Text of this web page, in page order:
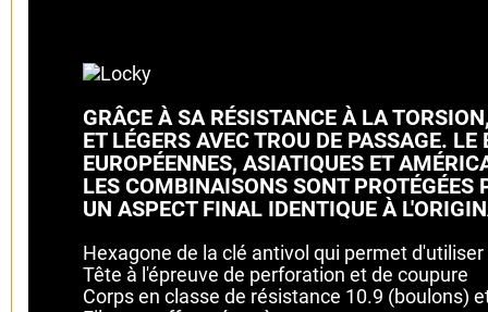
GRÂCE À SA RÉSISTANCE À LA
ET LÉGERS AVEC TROU DE PASSAGE.
EUROPÉENNES, ASIATIQUES ET
LES COMBINAISONS SONT
UN ASPECT FINAL IDENTIQUE À
Hexagone de la clé antivol qui permet
Tête à l'épreuve de perforation et de coupure
Corps en classe de résistance 10.9 (boulons)